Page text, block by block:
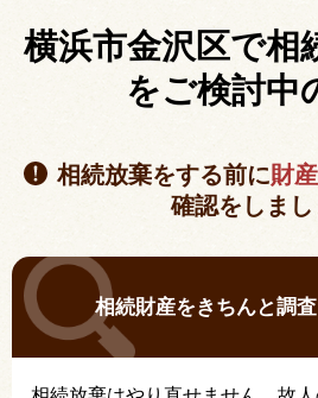
横浜市金沢区で相
をご検討中
相続放棄をする前に財
確認をしまし
相続財産をきちんと調